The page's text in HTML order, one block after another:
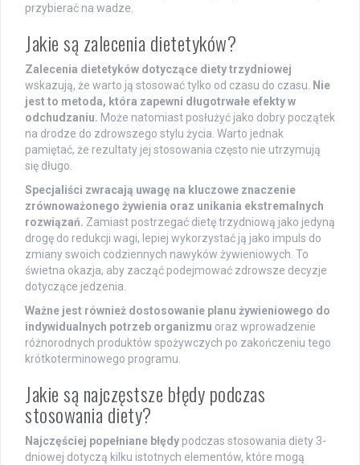
przybierać na wadze.
Jakie są zalecenia dietetyków?
Zalecenia dietetyków dotyczące diety trzydniowej
wskazują, że warto ją stosować tylko od czasu do czasu.
Nie
jest to metoda, która zapewni długotrwałe efekty w
odchudzaniu. Może natomiast posłużyć jako dobry początek
na drodze do zdrowszego stylu życia. Warto jednak
pamiętać, że rezultaty jej stosowania często nie utrzymują
się długo.
Specjaliści zwracają uwagę na kluczowe znaczenie
zrównoważonego żywienia oraz unikania ekstremalnych
rozwiązań. Zamiast postrzegać dietę trzydniową jako jedyną
drogę do redukcji wagi, lepiej wykorzystać ją jako impuls do
zmiany swoich codziennych nawyków żywieniowych. To
świetna okazja, aby zacząć podejmować zdrowsze decyzje
dotyczące jedzenia.
Ważne jest również dostosowanie planu żywieniowego do
indywidualnych potrzeb organizmu oraz wprowadzenie
różnorodnych produktów spożywczych po zakończeniu tego
krótkoterminowego programu.
Jakie są najczęstsze błędy podczas
stosowania diety?
Najczęściej popełniane błędy podczas stosowania diety 3-
dniowej dotyczą kilku istotnych elementów, które mogą